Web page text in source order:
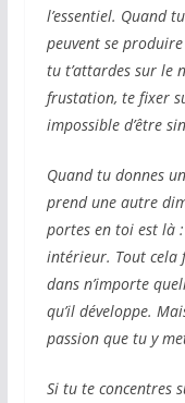
l’essentiel. Quand
peuvent se
tu t’attardes sur le
frustation, te fixer
impossible d’être
Quand tu donnes
prend une autre
portes en toi est là
intérieur. Tout cela
dans n’importe
qu’il développe.
passion que tu y
Si tu te concentres